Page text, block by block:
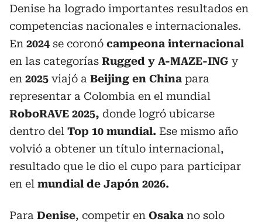
Denise ha logrado importantes resultados en
competencias nacionales e internacionales.
En 2024 se coronó campeona internacional
en las categorías Rugged y A-MAZE-ING y
en 2025 viajó a Beijing en China para
representar a Colombia en el mundial
RoboRAVE 2025, donde logró ubicarse
dentro del Top 10 mundial. Ese mismo año
volvió a obtener un título internacional,
resultado que le dio el cupo para participar
en el mundial de Japón 2026.
Para Denise, competir en Osaka no solo